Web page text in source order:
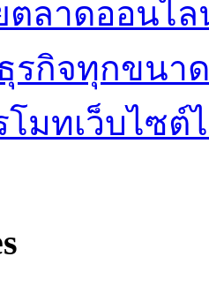
ตลาดออนไ
รกิจทุกขนาด
โมทเว็บไซต์